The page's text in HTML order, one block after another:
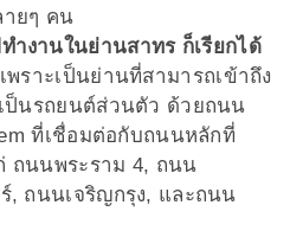
ยๆ คน
ำงานในย่านสาทร ก็เรียกได้
เพราะเป็นย่านที่สามารถเข้าถึง
ป็นรถยนต์ส่วนตัว ด้วยถนน
ที่เชื่อมต่อกับถนนหลักที่
ถนนพระราม 4, ถนน
, ถนนเจริญกรุง, และถนน